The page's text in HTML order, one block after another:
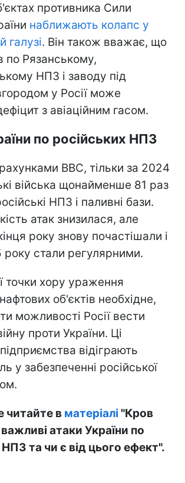
противника Сили
наближають колапс у
галузі. Він також вважає, що
по Рязанському,
НПЗ і заводу під
у Росії може
з авіаційним гасом.
по російських НПЗ
BBC, тільки за 2024
війська щонайменше 81 раз
НПЗ і паливні бази.
атак знизилася, але
року знову почастішали і
року стали регулярними.
точки хору ураження
об'єктів необхідне,
можливості Росії вести
проти України. Ці
підприємства відіграють
у забезпеченні російської
читайте в матеріалі "Кров
атаки України по
та чи є від цього ефект".